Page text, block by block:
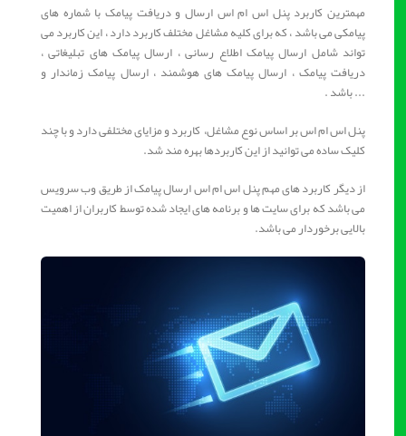
مهمترین کاربرد پنل اس ام اس ارسال و دریافت پیامک با شماره های
پیامکی می باشد ، که برای کلیه مشاغل مختلف کاربرد دارد ، این کاربرد می
تواند شامل ارسال پیامک اطلاع رسانی ، ارسال پیامک های تبلیغاتی ،
دریافت پیامک ، ارسال پیامک های هوشمند ، ارسال پیامک زماندار و
... باشد .
پنل اس ام اس بر اساس نوع مشاغل، کاربرد و مزایای مختلفی دارد و با چند
کلیک ساده می توانید از این کاربردها بهره مند شد.
از دیگر کاربرد های مهم پنل اس ام اس ارسال پیامک از طریق وب سرویس
می باشد که برای سایت ها و برنامه های ایجاد شده توسط کاربران از اهمیت
بالایی برخوردار می باشد.